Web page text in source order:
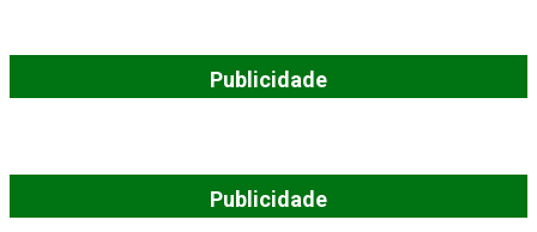
Publicidade
Publicidade